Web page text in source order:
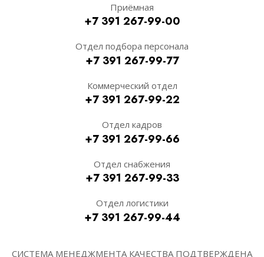
Приёмная
+7 391 267-99-00
Отдел подбора персонала
+7 391 267-99-77
Коммерческий отдел
+7 391 267-99-22
Отдел кадров
+7 391 267-99-66
Отдел снабжения
+7 391 267-99-33
Отдел логистики
+7 391 267-99-44
СИСТЕМА МЕНЕДЖМЕНТА КАЧЕСТВА ПОДТВЕРЖДЕНА